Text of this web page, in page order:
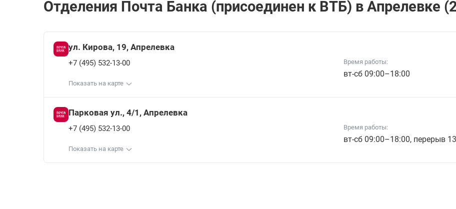
Отделения Почта Банкa (присоединен к ВТБ) в Апрелевке
ул. Кирова, 19, Апрелевка
+7 (495) 532-13-00 Время работы:
вт-сб 09:00–18:00
Показать на карте
Парковая ул., 4/1, Апрелевка
+7 (495) 532-13-00 Время работы:
вт-сб 09:00–18:00, перерыв
Показать на карте